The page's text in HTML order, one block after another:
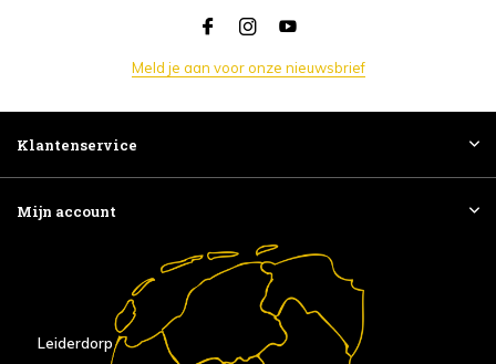
Meld je aan voor onze nieuwsbrief
Klantenservice
Mijn account
Leiderdorp